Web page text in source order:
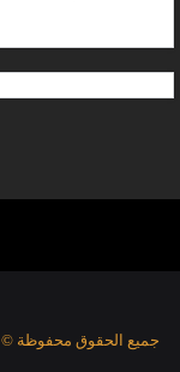
جميع الحقوق محفوظة © CapitanoTV | كابيتانو تي في الموقع الرياضي الأفضل